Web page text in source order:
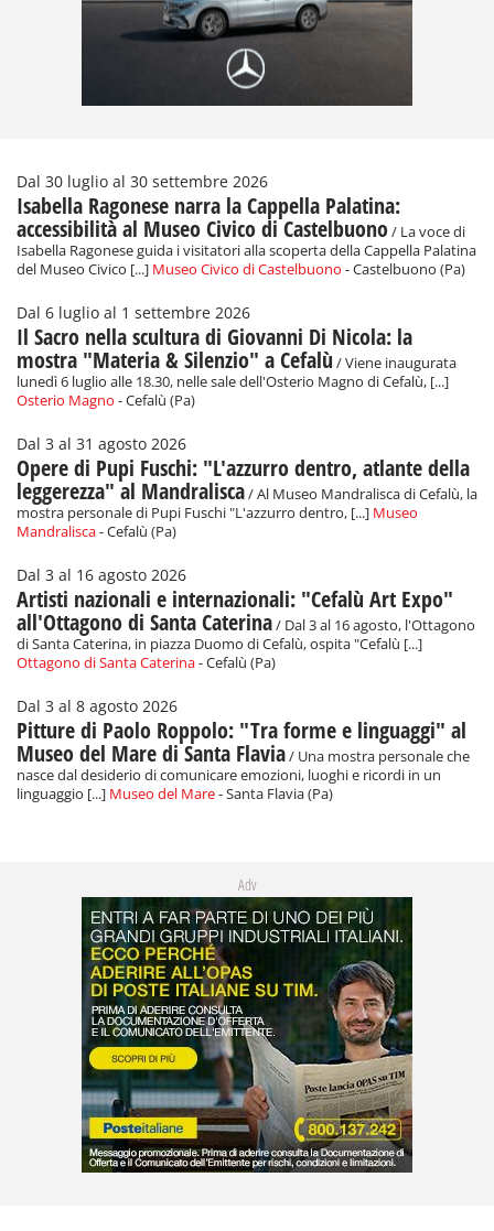
Dal 30 luglio al 30 settembre 2026
Isabella Ragonese narra la Cappella Palatina:
accessibilità al Museo Civico di Castelbuono/ La voce di
Isabella Ragonese guida i visitatori alla scoperta della Cappella Palatina
del Museo Civico [...] Museo Civico di Castelbuono - Castelbuono (Pa)
Dal 6 luglio al 1 settembre 2026
Il Sacro nella scultura di Giovanni Di Nicola: la
mostra "Materia & Silenzio" a Cefalù / Viene inaugurata
lunedì 6 luglio alle 18.30, nelle sale dell'Osterio Magno di Cefalù, [...]
Osterio Magno - Cefalù (Pa)
Dal 3 al 31 agosto 2026
Opere di Pupi Fuschi: "L'azzurro dentro, atlante della
leggerezza" al Mandralisca/ Al Museo Mandralisca di Cefalù, la
mostra personale di Pupi Fuschi "L'azzurro dentro, [...] Museo
Mandralisca- Cefalù (Pa)
Dal 3 al 16 agosto 2026
Artisti nazionali e internazionali: "Cefalù Art Expo"
all'Ottagono di Santa Caterina/ Dal 3 al 16 agosto, l'Ottagono
di Santa Caterina, in piazza Duomo di Cefalù, ospita "Cefalù [...]
Ottagono di Santa Caterina- Cefalù (Pa)
Dal 3 al 8 agosto 2026
Pitture di Paolo Roppolo: "Tra forme e linguaggi" al
Museo del Mare di Santa Flavia/ Una mostra personale che
nasce dal desiderio di comunicare emozioni, luoghi e ricordi in un
linguaggio [...] Museo del Mare- Santa Flavia (Pa)
Adv